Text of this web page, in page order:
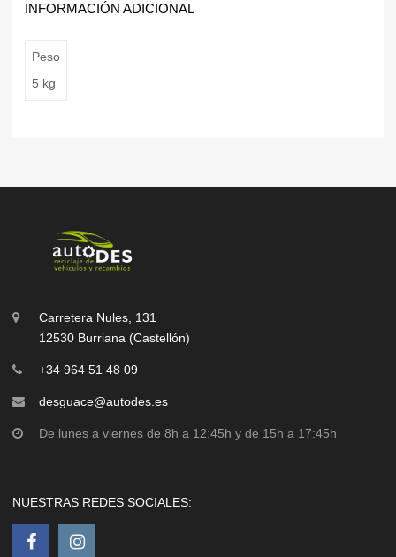
INFORMACIÓN ADICIONAL
Peso
5 kg
Carretera Nules, 131
12530 Burriana (Castellón)
+34 964 51 48 09
desguace@autodes.es
De lunes a viernes de 8h a 12:45h y de 15h a 17:45h
NUESTRAS REDES SOCIALES: